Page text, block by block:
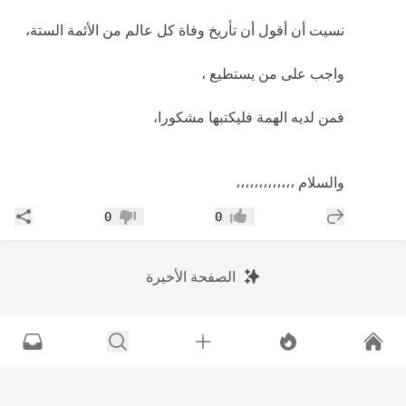
نسيت أن أقول أن تأريخ وفاة كل عالم من الأئمة الستة،
واجب على من يستطيع ،
فمن لديه الهمة فليكتبها مشكورا،
والسلام ،،،،،،،،،،،،،
إضافة رد جديد إعجاب0 عدم إعجاب
0
الصفحة الأخيرة